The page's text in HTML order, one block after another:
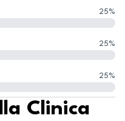
25%
25%
25%
Clinica